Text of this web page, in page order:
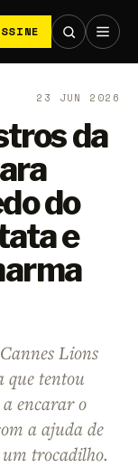
23 JUN 2026
da
do
e
Lions
que tentou
a encarar o
a ajuda de
trocadilho.